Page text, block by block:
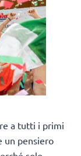
a tutti i primi
un pensiero